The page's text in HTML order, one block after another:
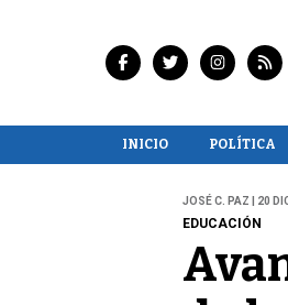
INICIO POLÍTICA
JOSÉ C. PAZ | 20
EDUCACIÓN